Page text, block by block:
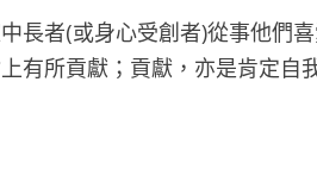
長者(或身心受創者)從事他們
有所貢獻；貢獻，亦是肯定自